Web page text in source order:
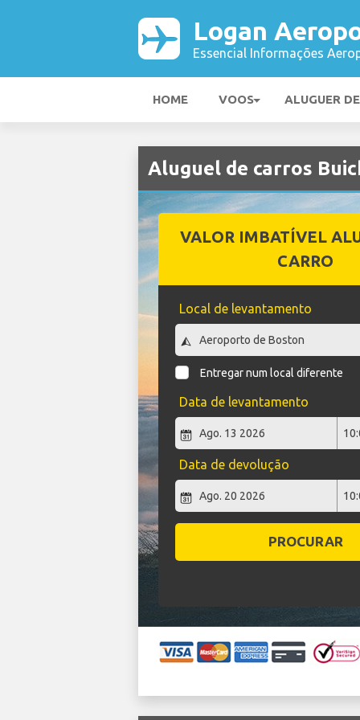
Logan
Essencial Informações
HOME VOOS ALUGUER
Aluguel de carros
VALOR IMBATÍVEL
CARRO
Local de levantamento
Entregar num local diferente
Data de levantamento
Data de devolução
PROCURAR